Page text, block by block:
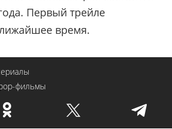
Первый трейле
время.
фильмы